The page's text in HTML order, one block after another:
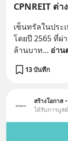
CPNREIT ต่า
เซ็นทรัลในประ
โดยปี 2565 ที่ผ่
ล้านบาท... อ่าน
13 บันทึก
สร้างโอกาส •
ได้รับการบูสต์